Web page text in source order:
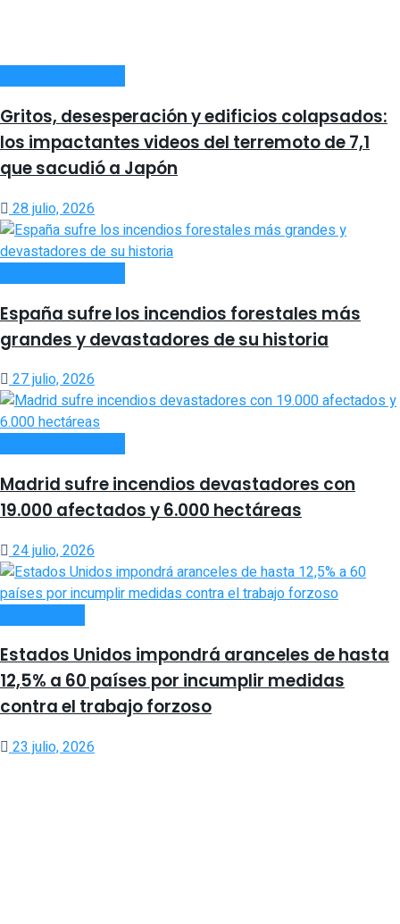
Gritos, desesperación y edificios colapsados:
los impactantes videos del terremoto de 7,1
que sacudió a Japón
28 julio, 2026
España sufre los incendios forestales más
grandes y devastadores de su historia
27 julio, 2026
Madrid sufre incendios devastadores con
19.000 afectados y 6.000 hectáreas
24 julio, 2026
Estados Unidos impondrá aranceles de hasta
12,5% a 60 países por incumplir medidas
contra el trabajo forzoso
23 julio, 2026